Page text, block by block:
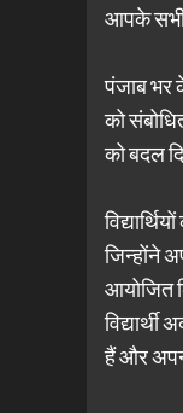
आपके सभी
पंजाब भर
को
को बदल
जिन्होंने
आयोजित
हैं और